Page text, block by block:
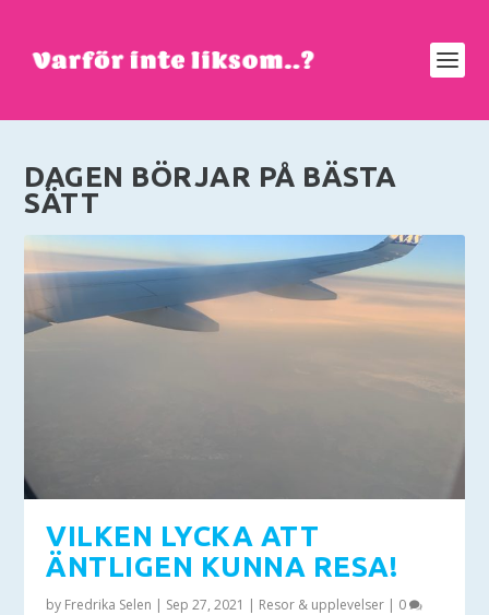
DAGEN BÖRJAR PÅ BÄSTA
SÄTT
VILKEN LYCKA ATT
ÄNTLIGEN KUNNA RESA!
by Fredrika Selen | Sep 27, 2021 | Resor & upplevelser | 0